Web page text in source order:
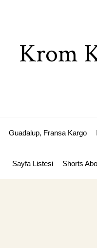
Krom
Guadalup, Fransa Kargo
Sayfa Listesi Shorts